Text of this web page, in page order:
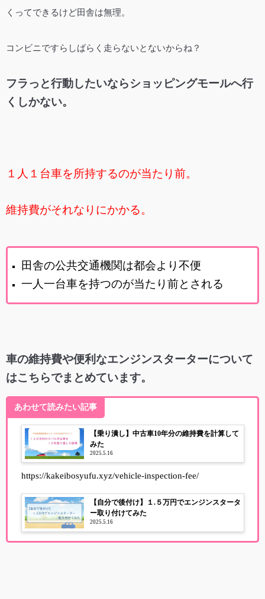
くってできるけど田舎は無理。
コンビニですらしばらく走らないとないからね？
フラっと行動したいならショッピングモールへ行
くしかない。
１人１台車を所持するのが当たり前。
維持費がそれなりにかかる。
田舎の公共交通機関は都会より不便
一人一台車を持つのが当たり前とされる
車の維持費や便利なエンジンスターターについて
はこちらでまとめています。
あわせて読みたい記事
【乗り潰し】中古車10年分の維持費を計算して
みた
2025.5.16
https://kakeibosyufu.xyz/vehicle-inspection-fee/
【自分で後付け】１.５万円でエンジンスタータ
ー取り付けてみた
2025.5.16